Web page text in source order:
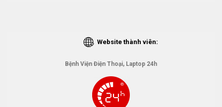
Website thành viên:
Bệnh Viện Điện Thoại, Laptop 24h